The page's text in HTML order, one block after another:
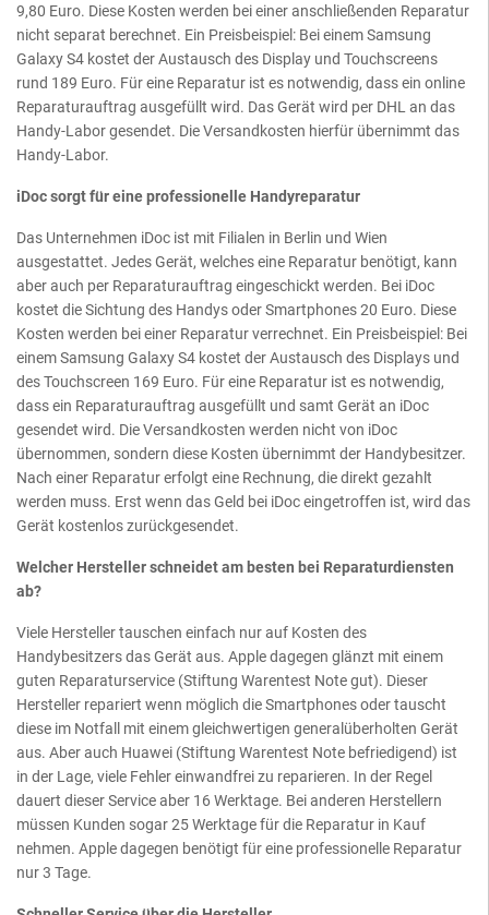
9,80 Euro. Diese Kosten werden bei einer anschließenden Reparatur
nicht separat berechnet. Ein Preisbeispiel: Bei einem Samsung
Galaxy S4 kostet der Austausch des Display und Touchscreens
rund 189 Euro. Für eine Reparatur ist es notwendig, dass ein online
Reparaturauftrag ausgefüllt wird. Das Gerät wird per DHL an das
Handy-Labor gesendet. Die Versandkosten hierfür übernimmt das
Handy-Labor.
iDoc sorgt für eine professionelle Handyreparatur
Das Unternehmen iDoc ist mit Filialen in Berlin und Wien
ausgestattet. Jedes Gerät, welches eine Reparatur benötigt, kann
aber auch per Reparaturauftrag eingeschickt werden. Bei iDoc
kostet die Sichtung des Handys oder Smartphones 20 Euro. Diese
Kosten werden bei einer Reparatur verrechnet. Ein Preisbeispiel: Bei
einem Samsung Galaxy S4 kostet der Austausch des Displays und
des Touchscreen 169 Euro. Für eine Reparatur ist es notwendig,
dass ein Reparaturauftrag ausgefüllt und samt Gerät an iDoc
gesendet wird. Die Versandkosten werden nicht von iDoc
übernommen, sondern diese Kosten übernimmt der Handybesitzer.
Nach einer Reparatur erfolgt eine Rechnung, die direkt gezahlt
werden muss. Erst wenn das Geld bei iDoc eingetroffen ist, wird das
Gerät kostenlos zurückgesendet.
Welcher Hersteller schneidet am besten bei Reparaturdiensten
ab?
Viele Hersteller tauschen einfach nur auf Kosten des
Handybesitzers das Gerät aus. Apple dagegen glänzt mit einem
guten Reparaturservice (Stiftung Warentest Note gut). Dieser
Hersteller repariert wenn möglich die Smartphones oder tauscht
diese im Notfall mit einem gleichwertigen generalüberholten Gerät
aus. Aber auch Huawei (Stiftung Warentest Note befriedigend) ist
in der Lage, viele Fehler einwandfrei zu reparieren. In der Regel
dauert dieser Service aber 16 Werktage. Bei anderen Herstellern
müssen Kunden sogar 25 Werktage für die Reparatur in Kauf
nehmen. Apple dagegen benötigt für eine professionelle Reparatur
nur 3 Tage.